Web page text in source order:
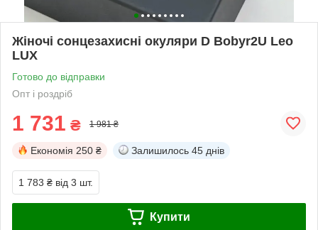
Жіночі сонцезахисні окуляри D Bobyr2U Leo
LUX
Готово до відправки
Опт і роздріб
1 731 ₴ 1 981 ₴
Економія 250 ₴ Залишилось 45 днів
1 783 ₴ від 3 шт.
Купити